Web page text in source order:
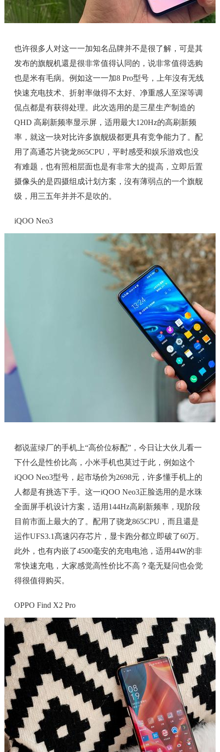
也许很多人对这一一加知名品牌并不是很了解，可是其
发布的旗舰机還是很非常值得认同的，说非常值得选购
也是米有毛病。例如这一一加8 Pro型号，上年沒有无线
快速充电技术、折射率做得不太好、净重感人至深等调
侃点都是有获得处理。此次选用的是三星生产制造的
QHD 高刷新频率显示屏，适用最大120Hz的高刷新频
率，就这一块对比许多旗舰级都更具有竞争能力了。配
用了高通芯片骁龙865CPU，平时感受和娱乐游戏也没
有难题，也有照相层面也是有非常大的提高，立即后置
摄像头的是四摄组成计划方案，沒有薄弱点的一个旗舰
级，用三五年并并不是吹的。
iQOO Neo3
都说蓝绿厂的手机上“高价位标配”，今日让大伙儿看一
下什么是性价比高，小米手机也莫过于此，例如这个
iQOO Neo3型号，起市场价为2698元，许多懂手机上的
人都是有挑选下手。这一iQOO Neo3正脸选用的是水珠
全面屏手机设计方案，适用144Hz高刷新频率，现阶段
目前市面上最大的了。配用了骁龙865CPU，而且還是
运作UFS3.1髙速闪存芯片，显卡跑分都立即破了60万。
此外，也有内嵌了4500毫安的充电电池，适用44W的非
常快速充电，大家感觉高性价比不高？毫无疑问也会觉
得很值得购买。
OPPO Find X2 Pro